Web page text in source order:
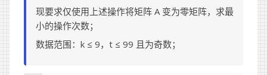
\in Y
\oplus
现要求仅使用上述操作将矩阵 A 变为零矩阵，求最
小的操作次数；
数据范围：k ≤ 9，t ≤ 99 且为奇数；